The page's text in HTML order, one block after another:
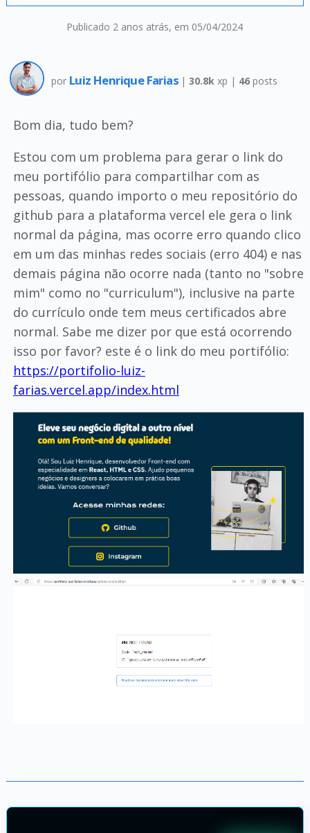
Publicado 2 anos atrás, em 05/04/2024
por Luiz Henrique Farias |30.8k xp | 46 posts
Bom dia, tudo bem?
Estou com um problema para gerar o link do
meu portifólio para compartilhar com as
pessoas, quando importo o meu repositório do
github para a plataforma vercel ele gera o link
normal da página, mas ocorre erro quando clico
em um das minhas redes sociais (erro 404) e nas
demais página não ocorre nada (tanto no "sobre
mim" como no "curriculum"), inclusive na parte
do currículo onde tem meus certificados abre
normal. Sabe me dizer por que está ocorrendo
isso por favor? este é o link do meu portifólio:
https://portifolio-luiz-
farias.vercel.app/index.html